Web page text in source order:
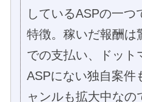
しているASPの一
特徴。稼いだ報酬は
での支払い、ドット
ASPにない独自案件
ャンルも拡大中なの